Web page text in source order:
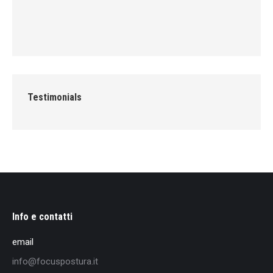
Testimonials
Info e contatti
email
info@focuspostura.it